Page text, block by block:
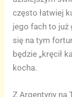
często łatwiej
jego fach to już
się na tym
będzie „kręcił
kocha.
Z Argentyny na